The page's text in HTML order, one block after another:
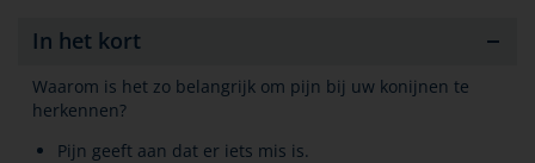
In het kort
Waarom is het zo belangrijk om pijn bij uw konijnen te
herkennen?
Pijn geeft aan dat er iets mis is.